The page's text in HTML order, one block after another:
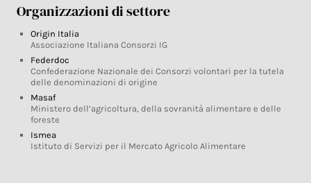
Organizzazioni di settore
Origin Italia
Associazione Italiana Consorzi IG
Federdoc
Confederazione Nazionale dei Consorzi volontari per la tutela
delle denominazioni di origine
Masaf
Ministero dell’agricoltura, della sovranità alimentare e delle
foreste
Ismea
Istituto di Servizi per il Mercato Agricolo Alimentare